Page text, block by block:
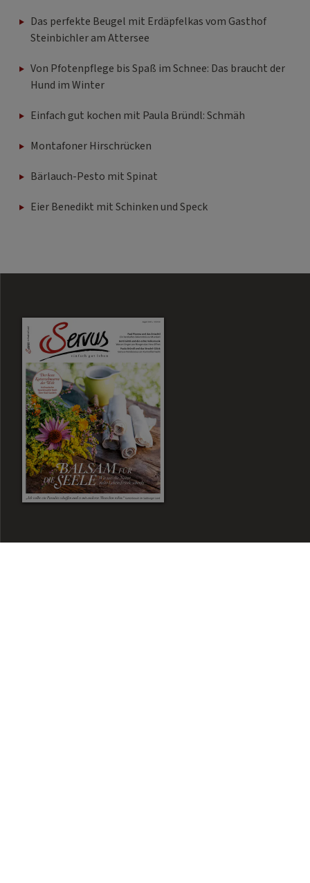
Das perfekte Beugel mit Erdäpfelkas vom Gasthof
Steinbichler am Attersee
Von Pfotenpflege bis Spaß im Schnee: Das braucht der
Hund im Winter
Einfach gut kochen mit Paula Bründl: Schmäh
Montafoner Hirschrücken
Bärlauch-Pesto mit Spinat
Eier Benedikt mit Schinken und Speck
Zum Magazin Shop